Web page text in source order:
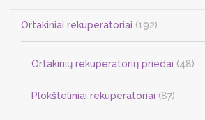
Ortakiniai rekuperatoriai (192)
Ortakinių rekuperatorių priedai (48)
Plokšteliniai rekuperatoriai (87)